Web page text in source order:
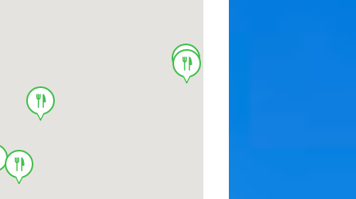
food
food
food
food